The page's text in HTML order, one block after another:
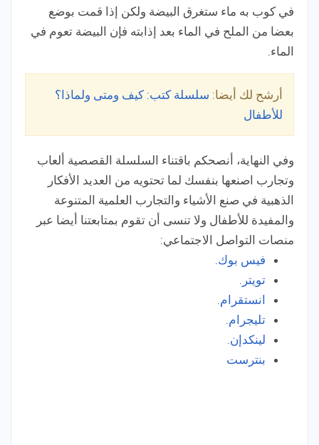
في كوب به ماء ستغرق البيضة ولكن إذا قمت بوضع
بعضا من الملح في الماء بعد إذابته فإن البيضة تعوم في
الماء.
أرشح لك أيضا: سلسلة كتب: كيف ومتى ولماذا؟
للأطفال
وفي النهاية، أنصحكم باقتناء السلسلة القصصية ألعاب
وتجارب اصنعها بنفسك لما تحتويه من العديد الأفكار
الذهبية في صنع الأشياء والتجارب العلمية المتنوعة
والمفيدة للأطفال ولا تنسى أن تقوم بمتابعتنا أيضا عبر
منصات التواصل الاجتماعي:
فيس بوك.
تويتر .
انستقرام.
تليجرام.
لينكدإن.
بنترست